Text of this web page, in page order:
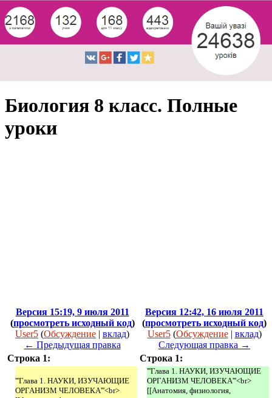
Биология 8 класс. Полные
уроки
Версия 15:19, 9 июля 2011
(просмотреть исходный код)
User5 (Обсуждение | вклад)
← Предыдущая правка
Версия 12:42, 16 июля 2011
(просмотреть исходный код)
User5 (Обсуждение| вклад)
Следующая правка →
Строка 1:
Строка 1:
'''Глава 1. НАУКИ, ИЗУЧАЮЩИЕ
ОРГАНИЗМ ЧЕЛОВЕКА'''<br>
'''Глава 1. НАУКИ, ИЗУЧАЮЩИЕ
ОРГАНИЗМ ЧЕЛОВЕКА'''<br>
[[Анатомия, физиология,